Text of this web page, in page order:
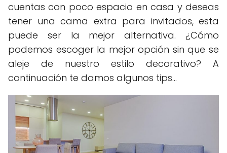
cuentas con poco espacio en casa y deseas
tener una cama extra para invitados, esta
puede ser la mejor alternativa. ¿Cómo
podemos escoger la mejor opción sin que se
aleje de nuestro estilo decorativo? A
continuación te damos algunos tips...